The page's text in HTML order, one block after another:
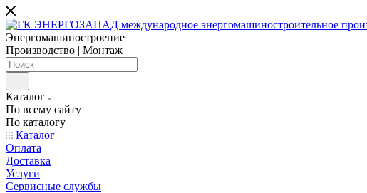
Энергомашиностроение
Производство | Монтаж
Каталог
По всему сайту
По каталогу
Каталог
Оплата
Доставка
Услуги
Сервисные службы